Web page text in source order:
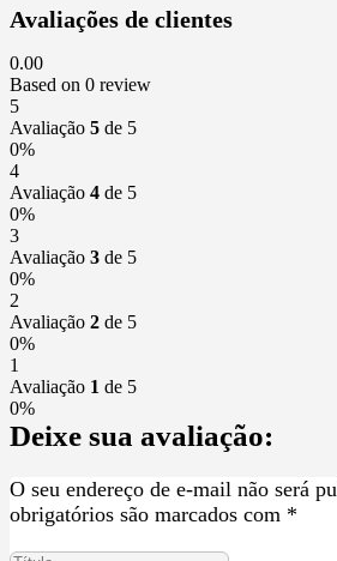
Avaliações de clientes
0.00
Based on 0 review
5
Avaliação 5 de 5
0%
4
Avaliação 4 de 5
0%
3
Avaliação 3 de 5
0%
2
Avaliação 2 de 5
0%
1
Avaliação 1 de 5
0%
Deixe sua avaliação:
O seu endereço de e-mail não será
obrigatórios são marcados com *